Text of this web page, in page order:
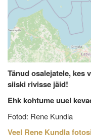
Tänud osalejatele, kes
siiski rivisse jäid!
Ehk kohtume uuel
Fotod: Rene Kundla
Veel Rene Kundla